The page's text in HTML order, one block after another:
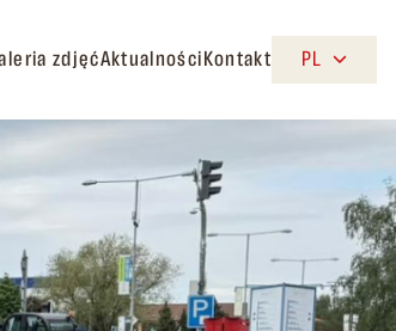
zdjęćAktualności Kontakt PL